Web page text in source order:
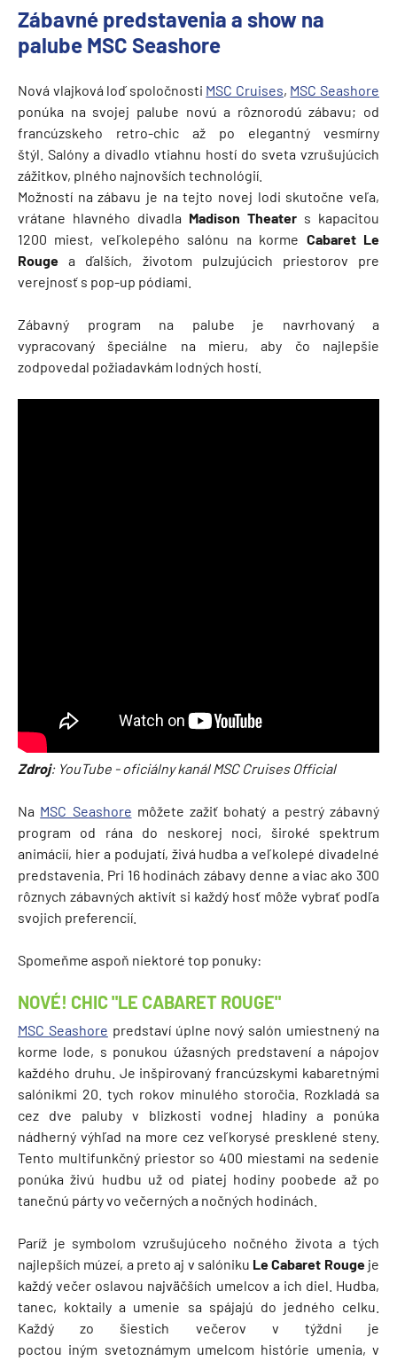
Zábavné predstavenia a show na
palube MSC Seashore
Nová vlajková loď spoločnosti MSC Cruises, MSC Seashore
ponúka na svojej palube novú a rôznorodú zábavu; od
francúzskeho retro-chic až po elegantný vesmírny
štýl. Salóny a divadlo vtiahnu hostí do sveta vzrušujúcich
zážitkov, plného najnovších technológií.
Možností na zábavu je na tejto novej lodi skutočne veľa,
vrátane hlavného divadla Madison Theater s kapacitou
1200 miest, veľkolepého salónu na korme Cabaret Le
Rouge a ďalších, životom pulzujúcich priestorov pre
verejnosť s pop-up pódiami.
Zábavný program na palube je navrhovaný a
vypracovaný špeciálne na mieru, aby čo najlepšie
zodpovedal požiadavkám lodných hostí.
Zdroj: YouTube - oficiálny kanál MSC Cruises Official
Na MSC Seashore môžete zažiť bohatý a pestrý zábavný
program od rána do neskorej noci, široké spektrum
animácií, hier a podujatí, živá hudba a veľkolepé divadelné
predstavenia. Pri 16 hodinách zábavy denne a viac ako 300
rôznych zábavných aktivít si každý hosť môže vybrať podľa
svojich preferencií.
Spomeňme aspoň niektoré top ponuky:
NOVÉ! CHIC "LE CABARET ROUGE"
MSC Seashore predstaví úplne nový salón umiestnený na
korme lode, s ponukou úžasných predstavení a nápojov
každého druhu. Je inšpirovaný francúzskymi kabaretnými
salónikmi 20. tych rokov minulého storočia. Rozkladá sa
cez dve paluby v blizkosti vodnej hladiny a ponúka
nádherný výhľad na more cez veľkorysé presklené steny.
Tento multifunkčný priestor so 400 miestami na sedenie
ponúka živú hudbu už od piatej hodiny poobede až po
tanečnú párty vo večerných a nočných hodinách.
Paríž je symbolom vzrušujúceho nočného života a tých
najlepších múzeí, a preto aj v salóniku Le Cabaret Rougeje
každý večer oslavou najväčších umelcov a ich diel. Hudba,
tanec, koktaily a umenie sa spájajú do jedného celku.
Každý zo šiestich večerov v týždni je
poctou iným svetoznámym umelcom histórie umenia, v